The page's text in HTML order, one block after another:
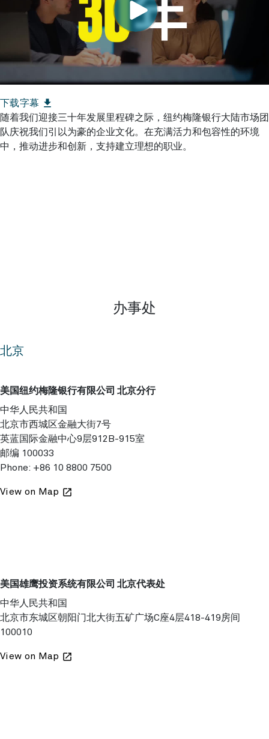
下载字幕 file_download
随着我们迎接三十年发展里程碑之际，纽约梅隆银行大陆市场团
队庆祝我们引以为豪的企业文化。在充满活力和包容性的环境
中，推动进步和创新，支持建立理想的职业。
办事处
北京
美国纽约梅隆银行有限公司 北京分行
中华人民共和国
北京市西城区金融大街7号
英蓝国际金融中心9层912B-915室
邮编 100033
Phone: +86 10 8800 7500
View on Map launch
美国雄鹰投资系统有限公司 北京代表处
中华人民共和国
北京市东城区朝阳门北大街五矿广场C座4层418-419房间
100010
View on Map launch